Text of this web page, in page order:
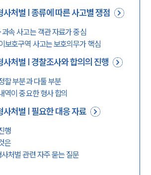
사처벌 | 종류에 따른 사고별 쟁점
속 사고는 객관 자료가 중심
보호구역 사고는 보호의무가 핵심
사처벌 | 경찰조사와 합의의 진행
할 부분과 다툴 부분
역이 중요한 형사 합의
사처벌 | 필요한 대응 자료
행
은
처벌 관련 자주 묻는 질문